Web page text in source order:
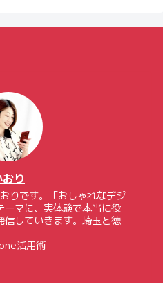
おり
りです。「おしゃれなデジ
ーマに、実体験で本当に役
信していきます。埼玉と徳
活用術